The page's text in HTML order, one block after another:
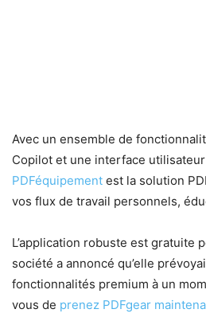
Avec un ensemble de
Copilot et une interface
PDFéquipement est la solution
vos flux de travail personnels,
L’application robuste est gratuite
société a annoncé qu’elle
fonctionnalités premium à un
vous de prenez PDFgear